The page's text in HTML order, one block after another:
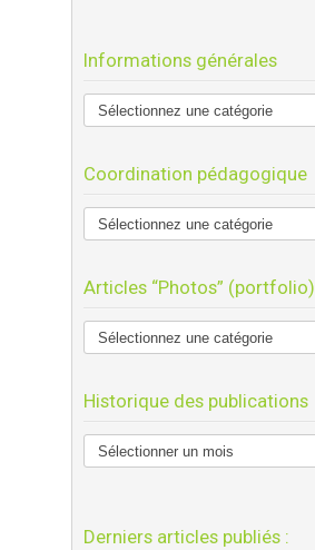
Informations générales
Coordination pédagogique
Articles “Photos” (portfolio)
Historique des publications
Derniers articles publiés :